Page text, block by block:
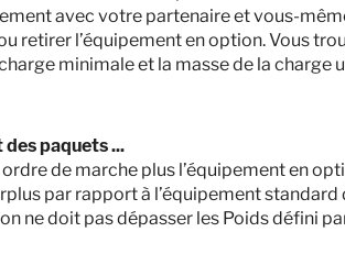
3500 kg
Masse en charge maximale
Sélectionner ce modèle
avec votre partenaire et vous-
retirer l’équipement en option. Vous
minimale et la masse de la charge
paquets ...
de marche plus l’équipement en
par rapport à l’équipement
ne doit pas dépasser les Poids défini